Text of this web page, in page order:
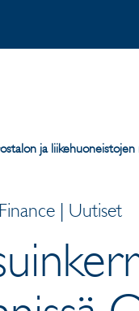
ja
| Uutiset